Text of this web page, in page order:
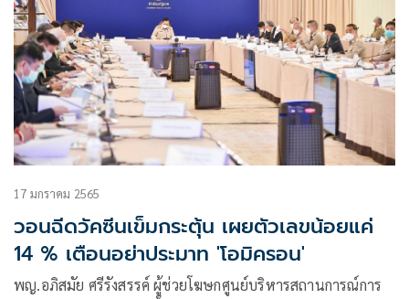
17 มกราคม 2565
วอนฉีดวัคซีนเข็มกระตุ้น เผยตัวเลขน้อยแค่
14 % เตือนอย่าประมาท 'โอมิครอน'
พญ.อภิสมัย ศรีรังสรรค์ ผู้ช่วยโฆษกศูนย์บริหารสถานการณ์การ